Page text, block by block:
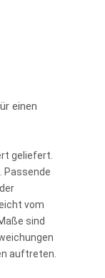
einen
geliefert.
Passende
vom
sind
auftreten.